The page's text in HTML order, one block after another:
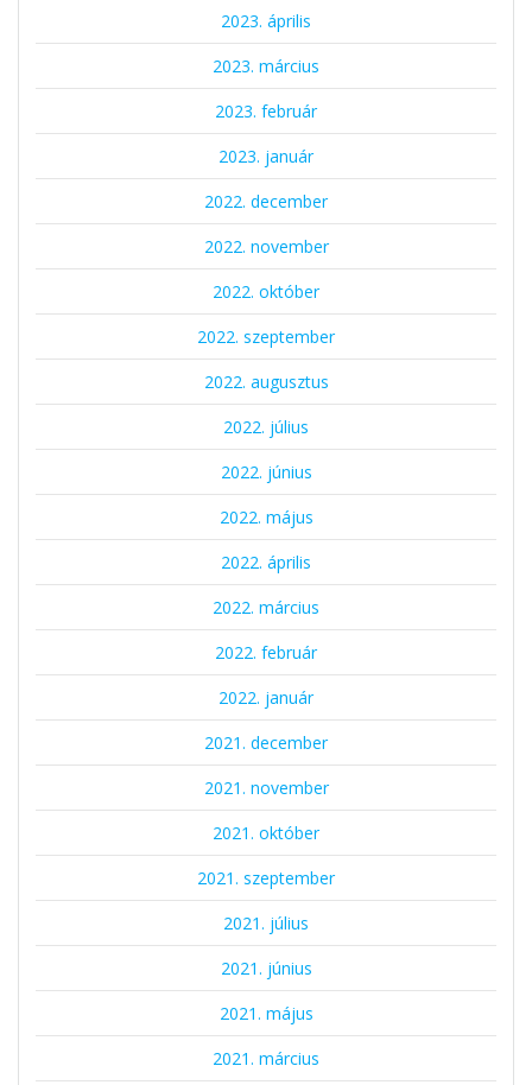
2023. április
2023. március
2023. február
2023. január
2022. december
2022. november
2022. október
2022. szeptember
2022. augusztus
2022. július
2022. június
2022. május
2022. április
2022. március
2022. február
2022. január
2021. december
2021. november
2021. október
2021. szeptember
2021. július
2021. június
2021. május
2021. március